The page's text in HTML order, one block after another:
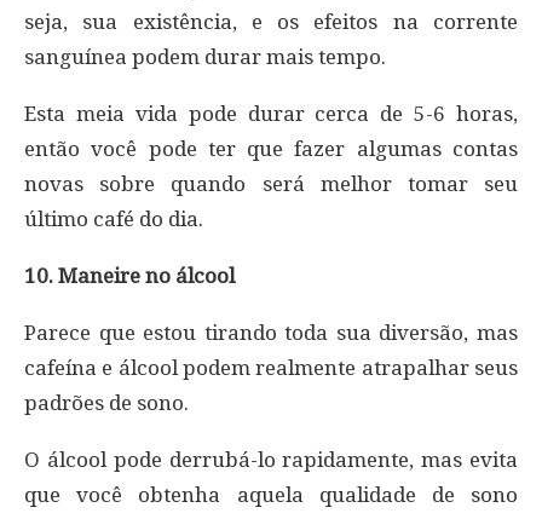
seja, sua existência, e os efeitos na corrente
sanguínea podem durar mais tempo.
Esta meia vida pode durar cerca de 5-6 horas,
então você pode ter que fazer algumas contas
novas sobre quando será melhor tomar seu
último café do dia.
10. Maneire no álcool
Parece que estou tirando toda sua diversão, mas
cafeína e álcool podem realmente atrapalhar seus
padrões de sono.
O álcool pode derrubá-lo rapidamente, mas evita
que você obtenha aquela qualidade de sono